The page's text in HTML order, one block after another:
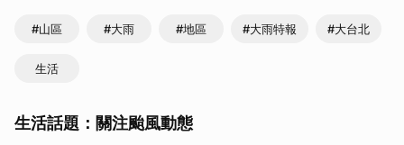
#山區 #大雨 #地區 #大雨特報 #大台北
生活
生活話題：關注颱風動態